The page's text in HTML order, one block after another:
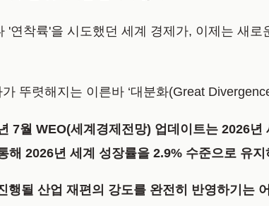
연착륙'을 시도했던 세계 경제가, 이제는 새
뚜렷해지는 이른바 ‘대분화(Great
7월 WEO(세계경제전망) 업데이트는 2026년
해 2026년 세계 성장률을 2.9% 수준으로 유
될 산업 재편의 강도를 완전히 반영하기는